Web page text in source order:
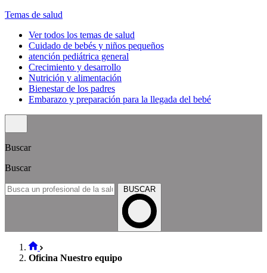
Temas de salud
Ver todos los temas de salud
Cuidado de bebés y niños pequeños
atención pediátrica general
Crecimiento y desarrollo
Nutrición y alimentación
Bienestar de los padres
Embarazo y preparación para la llegada del bebé
Buscar
Buscar
BUSCAR
Oficina Nuestro equipo